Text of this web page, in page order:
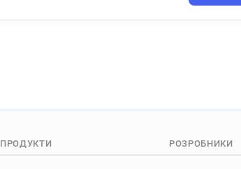
h******@univ-poitiers.fr
r**********@univ-poitiers.fr
l********@univ-poitiers.fr
ПРОДУКТИ РОЗРОБНИКИ